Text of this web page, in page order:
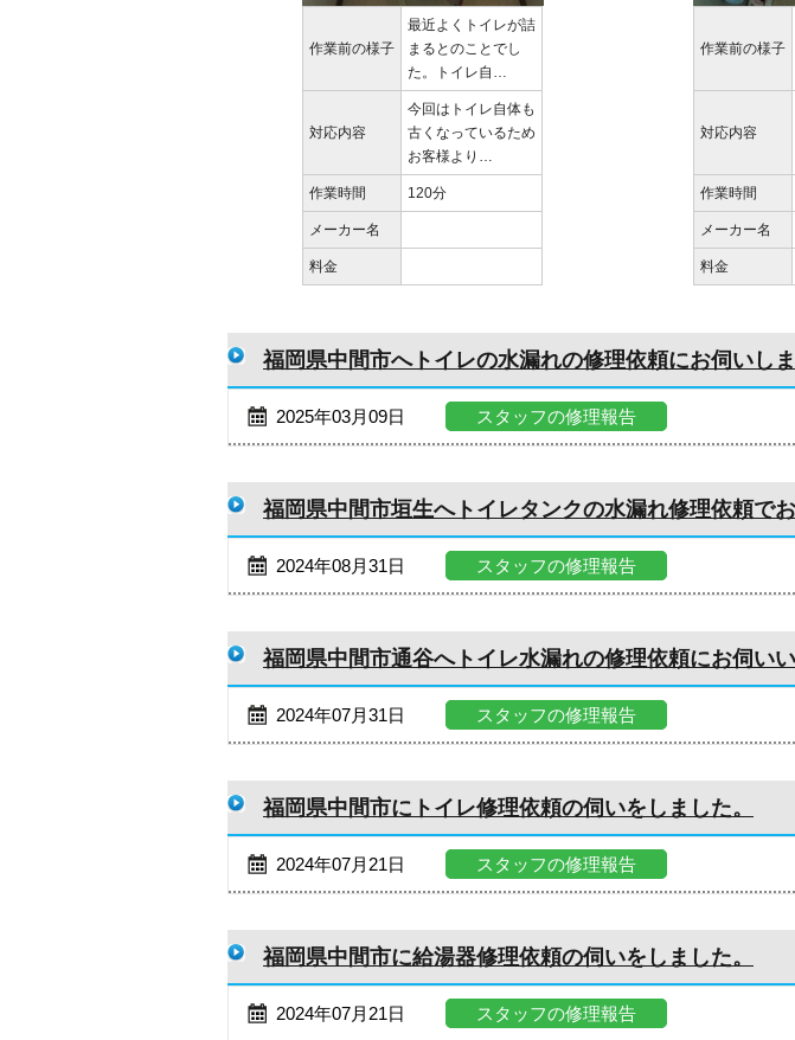
作業前の様子
最近よくトイレが詰
まるとのことでし
た。トイレ自…
対応内容
今回はトイレ自体も
古くなっているため
お客様より…
作業時間 120分
メーカー名
料金
作業前の様子
対応内容
作業時間
メーカー名
料金
福岡県中間市へトイレの水漏れの修理依頼にお伺いし
2025年03月09日 スタッフの修理報告
福岡県中間市垣生へトイレタンクの水漏れ修理依頼で
2024年08月31日 スタッフの修理報告
福岡県中間市通谷へトイレ水漏れの修理依頼にお伺いい
2024年07月31日 スタッフの修理報告
福岡県中間市にトイレ修理依頼の伺いをしました。
2024年07月21日 スタッフの修理報告
福岡県中間市に給湯器修理依頼の伺いをしました。
2024年07月21日 スタッフの修理報告